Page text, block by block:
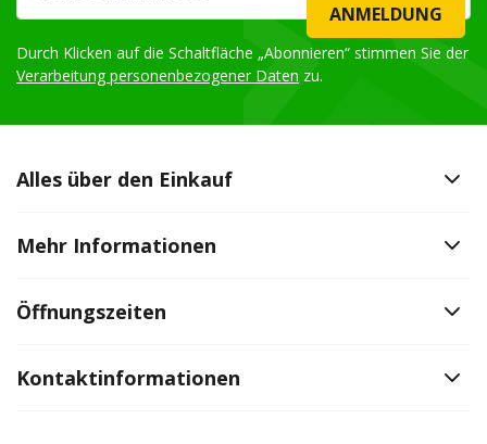
ANMELDUNG
Durch Klicken auf die Schaltfläche „Abonnieren“ stimmen Sie der
Verarbeitung personenbezogener Daten zu.
Alles über den Einkauf
Mehr Informationen
Öffnungszeiten
Kontaktinformationen